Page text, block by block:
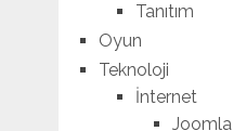
Tanıtım
Oyun
Teknoloji
İnternet
Joomla